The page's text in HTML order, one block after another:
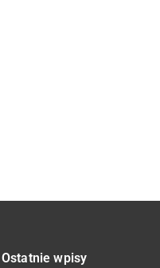
Ostatnie wpisy